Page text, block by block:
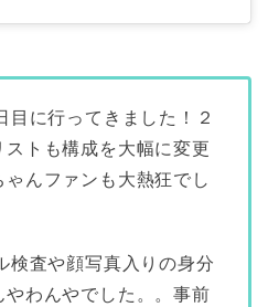
に行ってきました！２
トも構成を大幅に変更
んファンも大熱狂でし
査や顔写真入りの身分
わんやでした。。事前